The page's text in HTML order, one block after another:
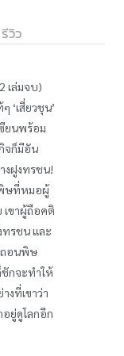
รีวิว
เล่มจบ)
‘เสี่ยวชุน’
ยนพร้อม
จก็มีอัน
งฝูงทรชน!
พิษที่หมอผู้
เขาผู้ถือคติ
ทรชน และ
ถอนพิษ
กจะทำให้
งที่เขาว่า
อยู่ดูโลกอีก